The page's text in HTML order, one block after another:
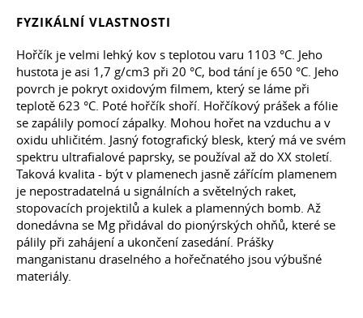
FYZIKÁLNÍ VLASTNOSTI
Hořčík je velmi lehký kov s teplotou varu 1103 °C. Jeho
hustota je asi 1,7 g/cm3 při 20 °C, bod tání je 650 °C. Jeho
povrch je pokryt oxidovým filmem, který se láme při
teplotě 623 °C. Poté hořčík shoří. Hořčíkový prášek a fólie
se zapálily pomocí zápalky. Mohou hořet na vzduchu a v
oxidu uhličitém. Jasný fotografický blesk, který má ve svém
spektru ultrafialové paprsky, se používal až do XX století.
Taková kvalita - být v plamenech jasně zářícím plamenem
je nepostradatelná u signálních a světelných raket,
stopovacích projektilů a kulek a plamenných bomb. Až
donedávna se Mg přidával do pionýrských ohňů, které se
pálily při zahájení a ukončení zasedání. Prášky
manganistanu draselného a hořečnatého jsou výbušné
materiály.